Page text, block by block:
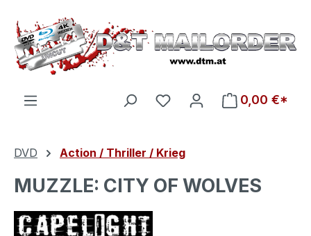
Zum Hauptinhalt springen
Du hast 0 Produkte auf
0,00 €*
DVD Action / Thriller / Krieg
MUZZLE: CITY OF WOLVES